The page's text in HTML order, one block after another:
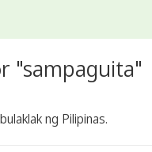
"sampaguita"
ng Pilipinas.